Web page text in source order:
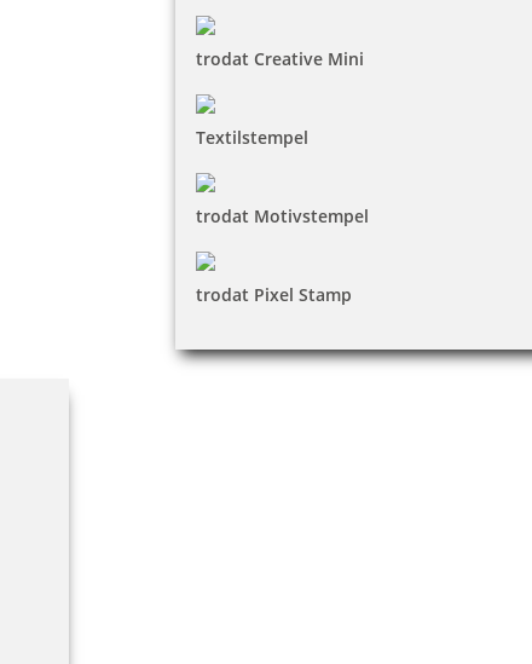
trodat Creative Mini
Textilstempel
trodat Motivstempel
trodat Pixel Stamp